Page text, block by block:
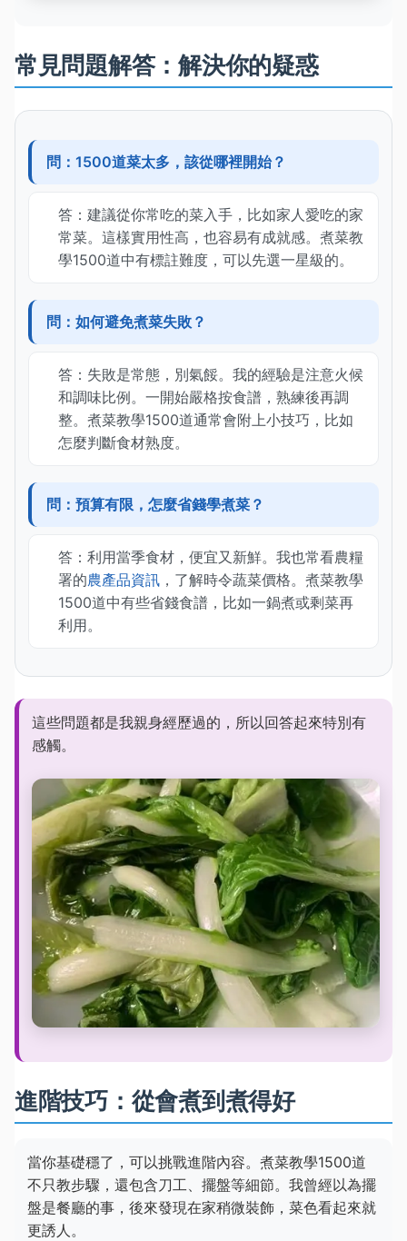
常見問題解答：解決你的疑惑
問：1500道菜太多，該從哪裡開始？
答：建議從你常吃的菜入手，比如家人愛吃的家
常菜。這樣實用性高，也容易有成就感。煮菜教
學1500道中有標註難度，可以先選一星級的。
問：如何避免煮菜失敗？
答：失敗是常態，別氣餒。我的經驗是注意火候
和調味比例。一開始嚴格按食譜，熟練後再調
整。煮菜教學1500道通常會附上小技巧，比如
怎麼判斷食材熟度。
問：預算有限，怎麼省錢學煮菜？
答：利用當季食材，便宜又新鮮。我也常看農糧
署的農產品資訊 ，了解時令蔬菜價格。煮菜教學
1500道中有些省錢食譜，比如一鍋煮或剩菜再
利用。
這些問題都是我親身經歷過的，所以回答起來特別有
感觸。
進階技巧：從會煮到煮得好
當你基礎穩了，可以挑戰進階內容。煮菜教學1500道
不只教步驟，還包含刀工、擺盤等細節。我曾經以為擺
盤是餐廳的事，後來發現在家稍微裝飾，菜色看起來就
更誘人。